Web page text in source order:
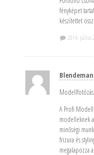
fényképet
készítettet
2014. július
A Profi
modelleknek
minőségi
frizura és
megalapozza